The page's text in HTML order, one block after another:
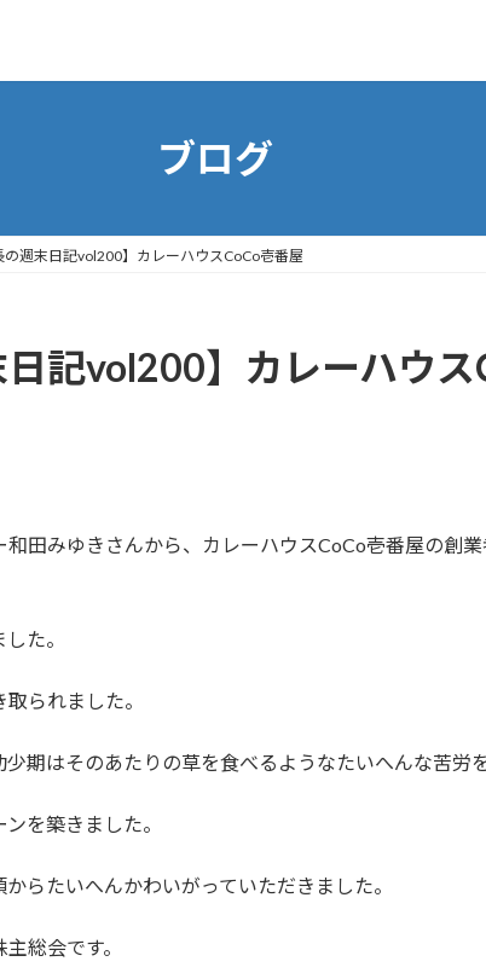
ブログ
週末日記vol200】カレーハウスCoCo壱番屋
記vol200】カレーハウス
田みゆきさんから、カレーハウスCoCo壱番屋の創
た。
られました。
期はそのあたりの草を食べるようなたいへんな苦労
を築きました。
らたいへんかわいがっていただきました。
総会です。